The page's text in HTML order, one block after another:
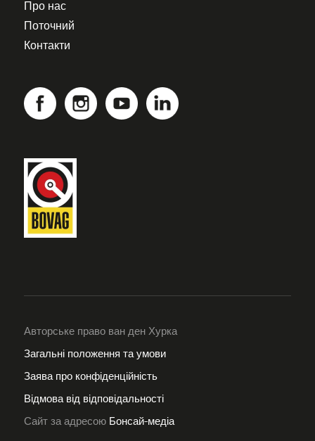
Про нас
Поточний
Контакти
Авторське право ван ден Хурка
Загальні положення та умови
Заява про конфіденційність
Відмова від відповідальності
Сайт за адресою Бонсай-медіа